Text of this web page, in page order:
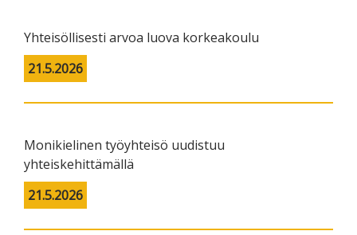
Yhteisöllisesti arvoa luova korkeakoulu
21.5.2026
Monikielinen työyhteisö uudistuu
yhteiskehittämällä
21.5.2026